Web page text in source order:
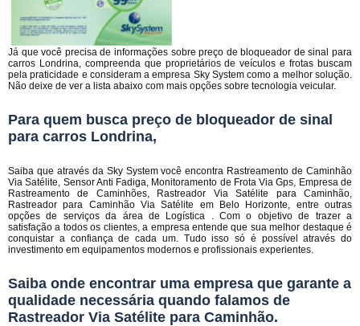
Já que você precisa de informações sobre preço de bloqueador de sinal para
carros Londrina, compreenda que proprietários de veículos e frotas buscam
pela praticidade e consideram a empresa Sky System como a melhor solução.
Não deixe de ver a lista abaixo com mais opções sobre tecnologia veicular.
Para quem busca preço de bloqueador de sinal
para carros Londrina,
Saiba que através da Sky System você encontra Rastreamento de Caminhão
Via Satélite, Sensor Anti Fadiga, Monitoramento de Frota Via Gps, Empresa de
Rastreamento de Caminhões, Rastreador Via Satélite para Caminhão,
Rastreador para Caminhão Via Satélite em Belo Horizonte, entre outras
opções de serviços da área de Logística . Com o objetivo de trazer a
satisfação a todos os clientes, a empresa entende que sua melhor destaque é
conquistar a confiança de cada um. Tudo isso só é possível através do
investimento em equipamentos modernos e profissionais experientes.
Saiba onde encontrar uma empresa que garante a
qualidade necessária quando falamos de
Rastreador Via Satélite para Caminhão.